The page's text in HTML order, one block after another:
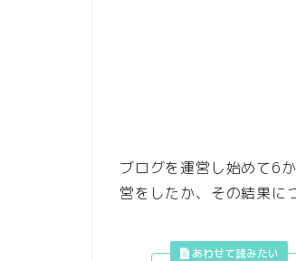
ブログを運営し始めて6
営をしたか、その結果に